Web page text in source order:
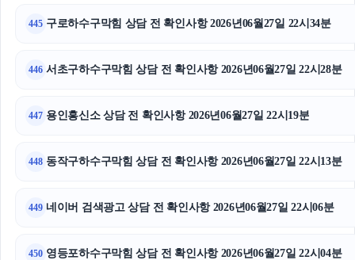
445 구로하수구막힘 상담 전 확인사항 2026년06월27일 22시34분
446 서초구하수구막힘 상담 전 확인사항 2026년06월27일 22시28분
447 용인흥신소 상담 전 확인사항 2026년06월27일 22시19분
448 동작구하수구막힘 상담 전 확인사항 2026년06월27일 22시13분
449 네이버 검색광고 상담 전 확인사항 2026년06월27일 22시06분
450 영등포하수구막힘 상담 전 확인사항 2026년06월27일 22시04분